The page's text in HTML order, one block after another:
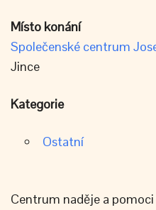
Místo konání
Společenské centrum
Jince
Kategorie
Ostatní
Centrum naděje a